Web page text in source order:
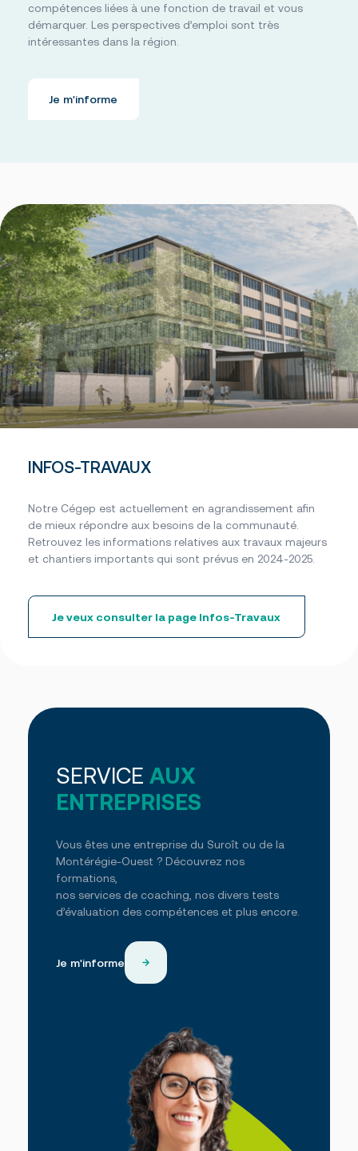
compétences liées à une fonction de travail et vous
démarquer. Les perspectives d’emploi sont très
intéressantes dans la région.
Je m'informe
INFOS-TRAVAUX
Notre Cégep est actuellement en agrandissement afin
de mieux répondre aux besoins de la communauté.
Retrouvez les informations relatives aux travaux majeurs
et chantiers importants qui sont prévus en 2024-2025.
Je veux consulter la page Infos-Travaux
SERVICE AUX
ENTREPRISES
Vous êtes une entreprise du Suroît ou de la
Montérégie-Ouest ? Découvrez nos
formations,
nos services de coaching, nos divers tests
d’évaluation des compétences et plus encore.
Je m'informe